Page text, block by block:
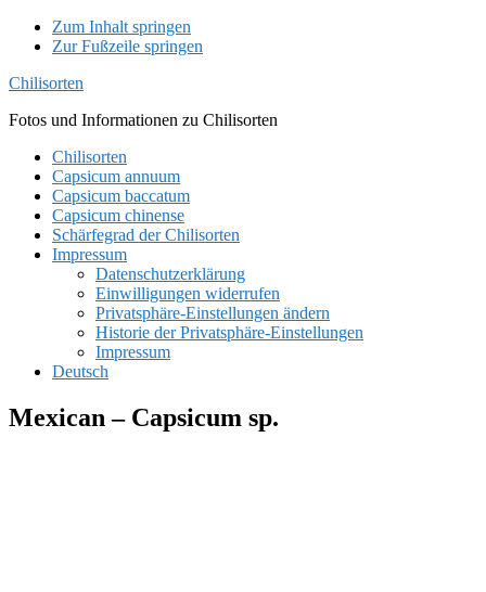
Zum Inhalt springen
Zur Fußzeile springen
Chilisorten
Fotos und Informationen zu Chilisorten
Chilisorten
Capsicum annuum
Capsicum baccatum
Capsicum chinense
Schärfegrad der Chilisorten
Impressum
Datenschutzerklärung
Einwilligungen widerrufen
Privatsphäre-Einstellungen ändern
Historie der Privatsphäre-Einstellungen
Impressum
Deutsch
Mexican – Capsicum sp.